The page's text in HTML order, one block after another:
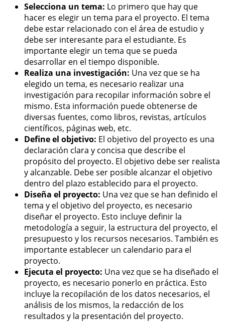
Selecciona un tema: Lo primero que hay que
hacer es elegir un tema para el proyecto. El tema
debe estar relacionado con el área de estudio y
debe ser interesante para el estudiante. Es
importante elegir un tema que se pueda
desarrollar en el tiempo disponible.
Realiza una investigación: Una vez que se ha
elegido un tema, es necesario realizar una
investigación para recopilar información sobre el
mismo. Esta información puede obtenerse de
diversas fuentes, como libros, revistas, artículos
científicos, páginas web, etc.
Define el objetivo: El objetivo del proyecto es una
declaración clara y concisa que describe el
propósito del proyecto. El objetivo debe ser realista
y alcanzable. Debe ser posible alcanzar el objetivo
dentro del plazo establecido para el proyecto.
Diseña el proyecto: Una vez que se han definido el
tema y el objetivo del proyecto, es necesario
diseñar el proyecto. Esto incluye definir la
metodología a seguir, la estructura del proyecto, el
presupuesto y los recursos necesarios. También es
importante establecer un calendario para el
proyecto.
Ejecuta el proyecto: Una vez que se ha diseñado el
proyecto, es necesario ponerlo en práctica. Esto
incluye la recopilación de los datos necesarios, el
análisis de los mismos, la redacción de los
resultados y la presentación del proyecto.